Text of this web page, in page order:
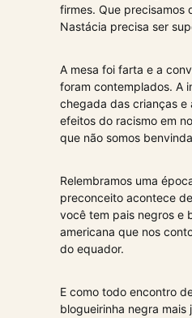
firmes. Que precisamos
Nastácia precisa ser
A mesa foi farta e a
foram contemplados. A
chegada das crianças
efeitos do racismo em
que não somos
Relembramos uma
preconceito acontece
você tem pais negros e
americana que nos
do equador.
E como todo encontro
blogueirinha negra